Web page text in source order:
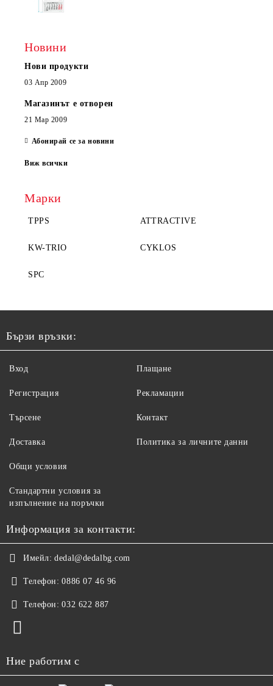
Новини
Нови продукти
03 Апр 2009
Магазинът е отворен
21 Мар 2009
Абонирай се за новини
Виж всички
Марки
TPPS ATTRACTIVE
KW-TRIO CYKLOS
SPC
Бързи връзки:
Вход
Регистрация
Търсене
Доставка
Плащане
Рекламации
Контакт
Политика за личните данни
Общи условия
Стандартни условия за
изпълнение на поръчки
Информация за контакти:
Имейл: dedal@dedalbg.com
Телефон: 0886 07 46 96
Телефон: 032 622 887
Ние работим с